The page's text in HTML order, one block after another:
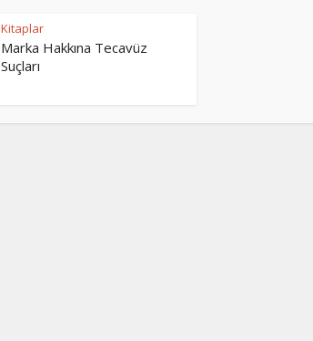
Kitaplar
Marka Hakkına Tecavüz
Suçları